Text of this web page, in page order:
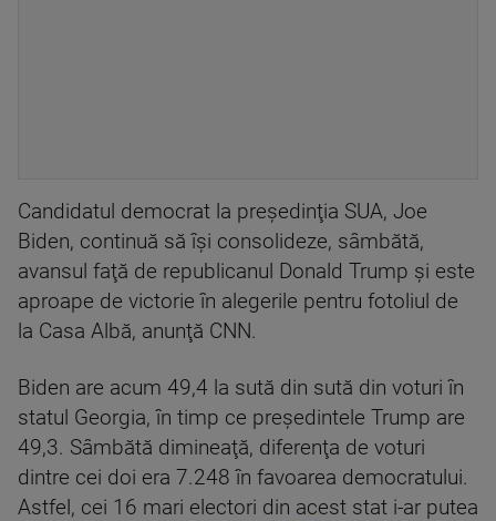
Candidatul democrat la preşedinţia SUA, Joe
Biden, continuă să îşi consolideze, sâmbătă,
avansul faţă de republicanul Donald Trump şi este
aproape de victorie în alegerile pentru fotoliul de
la Casa Albă, anunţă CNN.
Biden are acum 49,4 la sută din sută din voturi în
statul Georgia, în timp ce preşedintele Trump are
49,3. Sâmbătă dimineaţă, diferenţa de voturi
dintre cei doi era 7.248 în favoarea democratului.
Astfel, cei 16 mari electori din acest stat i-ar putea